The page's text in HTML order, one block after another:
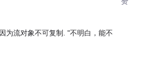
为流对象不可复制. "不明白，能不